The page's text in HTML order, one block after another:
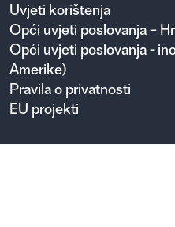
Uvjeti korištenja
Opći uvjeti poslovanja –
Opći uvjeti poslovanja -
Amerike)
Pravila o privatnosti
EU projekti